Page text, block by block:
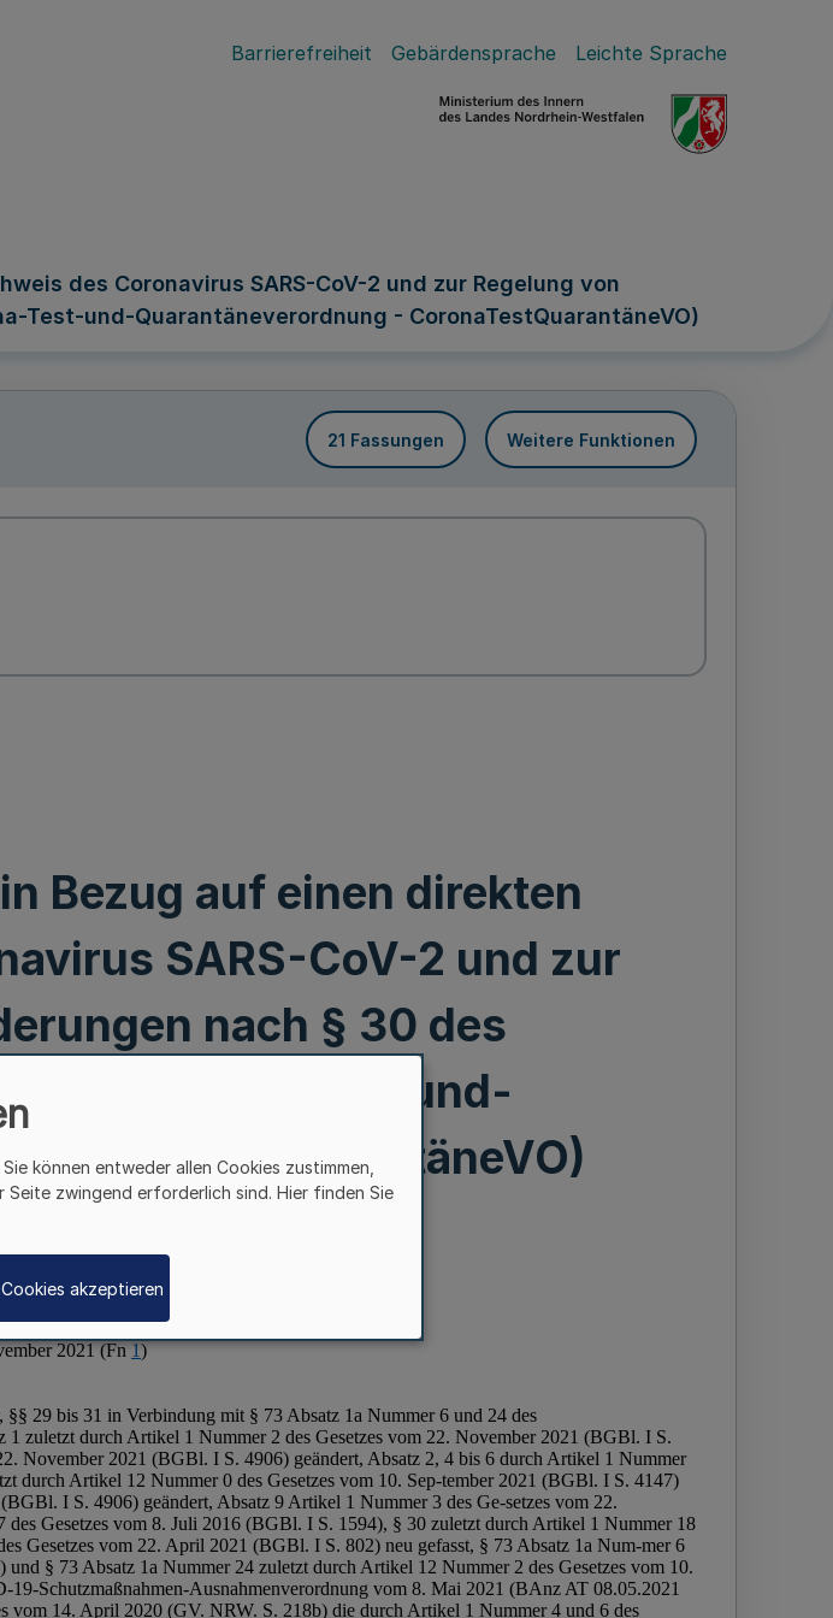
Barrierefreiheit Gebärdensprache Leichte Sprache
des Coronavirus SARS-CoV-2 und zur Regelung von
Test-und-Quarantäneverordnung - CoronaTestQuarantäneVO)
21 Fassungen Weitere Funktionen
Bezug auf einen direkten
SARS-CoV-2 und zur
nach § 30 des
(Corona-Test-und-
können entweder allen Cookies zustimmen,
zwingend erforderlich sind. Hier finden Sie
akzeptieren